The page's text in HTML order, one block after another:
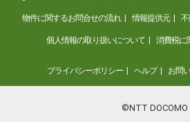
物件に関するお問合せの流れ 情報提供元
個人情報の取り扱いについて 消費税に
プライバシーポリシー ヘルプ お問
©NTT DOCOMO